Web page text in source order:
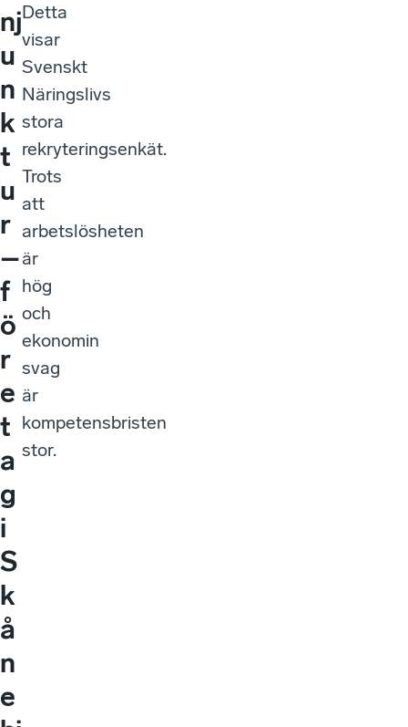
nj
u
n
k
t
u
r
–
f
ö
r
e
t
a
g
i
S
k
å
n
e
Detta
visar
Svenskt
Näringslivs
stora
rekryteringsenkät.
Trots
att
arbetslösheten
är
hög
och
ekonomin
svag
är
kompetensbristen
stor.